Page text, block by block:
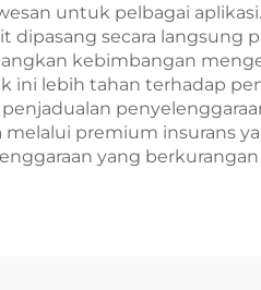
untuk pelbagai
secara langsung
kebimbangan
ini lebih tahan terhadap
premium insurans
yang